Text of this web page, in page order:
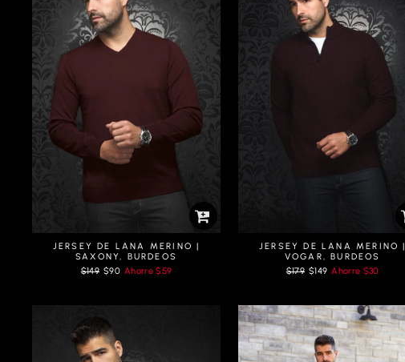
JERSEY DE LANA MERINO |
SAXONY, BURDEOS
Prix
$149 Prix
$90 Ahorre$59
JERSEY DE LANA MERINO |
VOGAR, BURDEOS
Prix
$179 Prix
$149 Ahorre $30